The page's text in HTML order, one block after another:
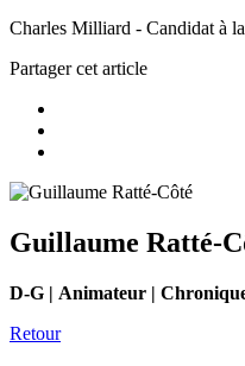
Charles Milliard - Candidat à
Partager cet article
Guillaume Ratté-
D-G | Animateur |
Retour